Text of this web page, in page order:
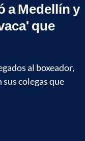
a Medellín y
que
al boxeador,
colegas que